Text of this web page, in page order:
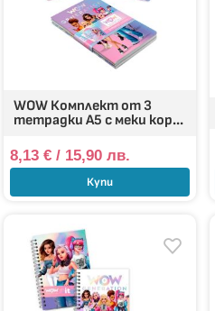
WOW Комплект от 3
тетрадки А5 с меки кор...
8,13 €/ 15,90 лв.
Купи